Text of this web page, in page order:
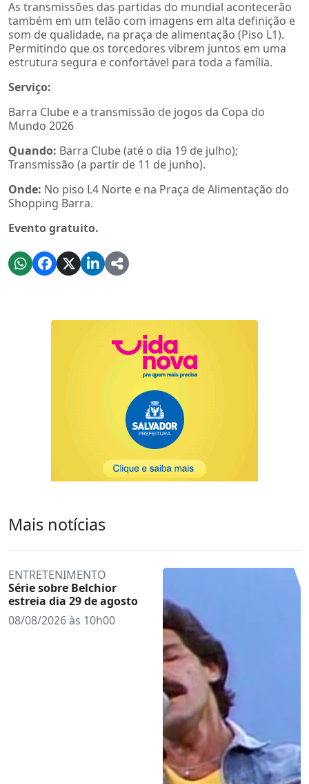
As transmissões das partidas do mundial acontecerão
também em um telão com imagens em alta definição e
som de qualidade, na praça de alimentação (Piso L1).
Permitindo que os torcedores vibrem juntos em uma
estrutura segura e confortável para toda a família.
Serviço:
Barra Clube e a transmissão de jogos da Copa do
Mundo 2026
Quando: Barra Clube (até o dia 19 de julho);
Transmissão (a partir de 11 de junho).
Onde: No piso L4 Norte e na Praça de Alimentação do
Shopping Barra.
Evento gratuito.
Mais notícias
ENTRETENIMENTO
Série sobre Belchior
estreia dia 29 de agosto
08/08/2026 às 10h00